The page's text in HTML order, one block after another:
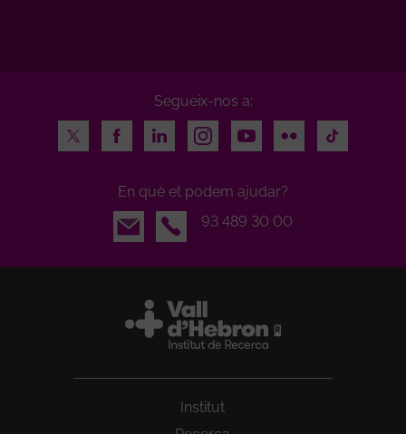
Segueix-nos a:
Twitter
FacebookLinkedInInstagramYoutubeFlickr TikTok
En què et podem ajudar?
Email
93 489 30 00
Institut